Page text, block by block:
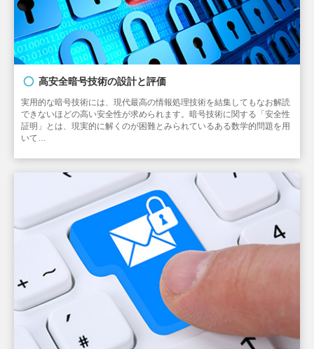
高安全暗号技術の設計と評価
実用的な暗号技術には、現代最高の情報処理技術を結集してもなお解読
できないほどの高い安全性が求められます。暗号技術に関する「安全性
証明」とは、現実的に解くのが困難とみられているある数学的問題を用
いて…